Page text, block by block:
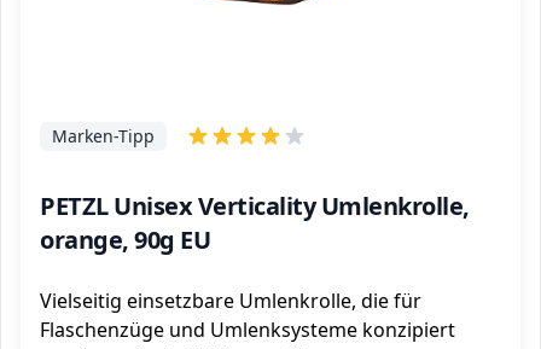
PETZL Unisex Verticality Umlenkrolle,
orange, 90g EU
Marken-Tipp
Vielseitig einsetzbare Umlenkrolle, die für
Flaschenzüge und Umlenksysteme konzipiert